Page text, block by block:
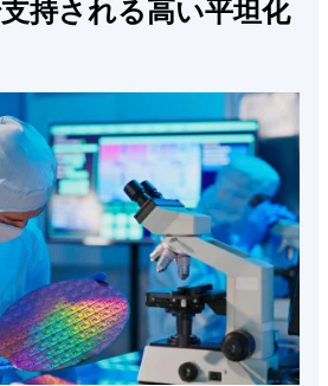
持される高い平坦化